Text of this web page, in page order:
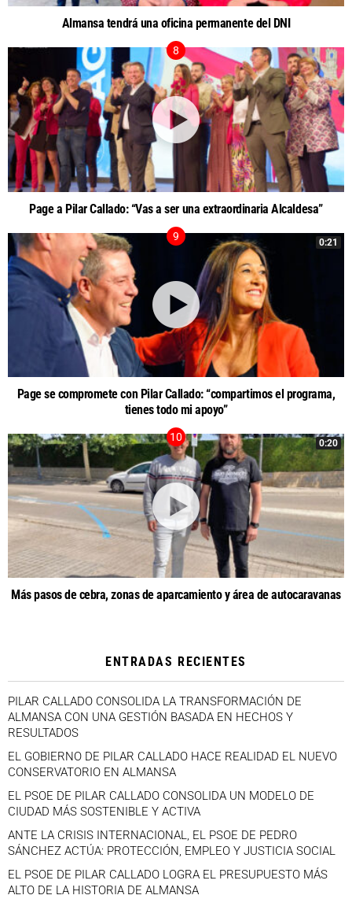
Almansa tendrá una oficina permanente del DNI
Page a Pilar Callado: “Vas a ser una extraordinaria Alcaldesa”
0:21
Page se compromete con Pilar Callado: “compartimos el programa,
tienes todo mi apoyo”
0:20
Más pasos de cebra, zonas de aparcamiento y área de autocaravanas
ENTRADAS RECIENTES
PILAR CALLADO CONSOLIDA LA TRANSFORMACIÓN DE
ALMANSA CON UNA GESTIÓN BASADA EN HECHOS Y
RESULTADOS
EL GOBIERNO DE PILAR CALLADO HACE REALIDAD EL NUEVO
CONSERVATORIO EN ALMANSA
EL PSOE DE PILAR CALLADO CONSOLIDA UN MODELO DE
CIUDAD MÁS SOSTENIBLE Y ACTIVA
ANTE LA CRISIS INTERNACIONAL, EL PSOE DE PEDRO
SÁNCHEZ ACTÚA: PROTECCIÓN, EMPLEO Y JUSTICIA SOCIAL
EL PSOE DE PILAR CALLADO LOGRA EL PRESUPUESTO MÁS
ALTO DE LA HISTORIA DE ALMANSA